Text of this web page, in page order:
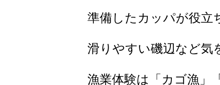
準備したカッパが役立
滑りやすい磯辺など気
漁業体験は「カゴ漁」